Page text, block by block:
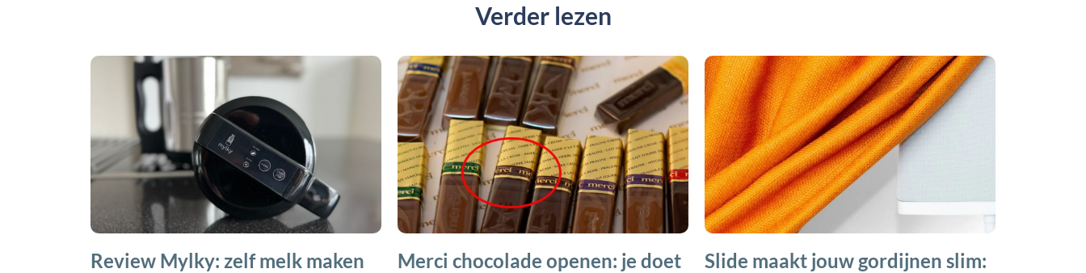
Verder lezen
Review Mylky: zelf melk maken
Merci chocolade openen: je doet
Slide maakt jouw gordijnen slim: